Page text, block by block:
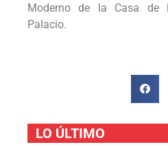
Moderno de la Casa de
Palacio.
LO ÚLTIMO